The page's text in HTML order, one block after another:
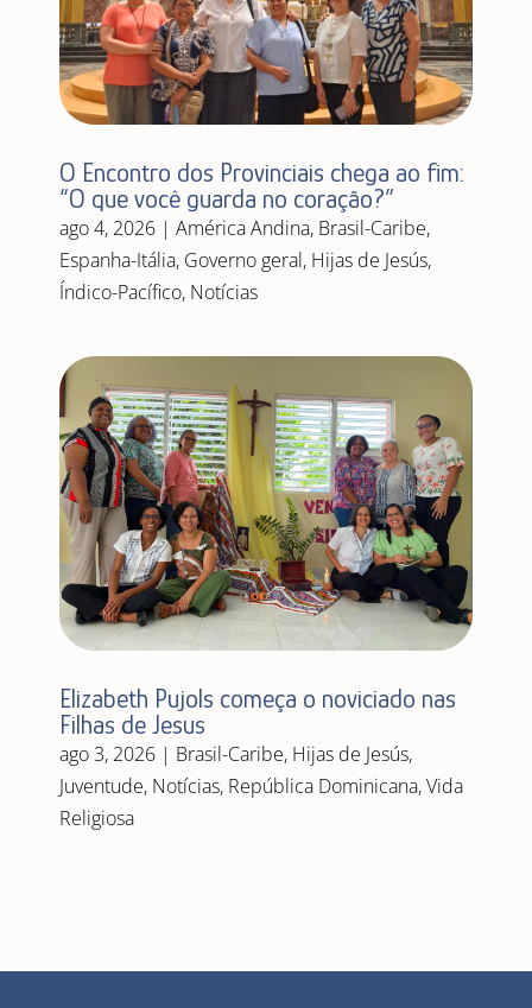
O Encontro dos Provinciais chega ao fim:
“O que você guarda no coração?”
ago 4, 2026| América Andina, Brasil-Caribe,
Espanha-Itália, Governo geral, Hijas de Jesús,
Índico-Pacífico, Notícias
Elizabeth Pujols começa o noviciado nas
Filhas de Jesus
ago 3, 2026| Brasil-Caribe, Hijas de Jesús,
Juventude, Notícias, República Dominicana,Vida
Religiosa